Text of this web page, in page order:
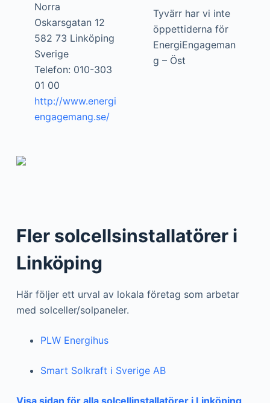
Norra
Oskarsgatan 12
582 73 Linköping
Sverige
Telefon: 010-303
01 00
http://www.energi
engagemang.se/
Tyvärr har vi inte
öppettiderna för
EnergiEngageman
g – Öst
Fler solcellsinstallatörer i
Linköping
Här följer ett urval av lokala företag som arbetar
med solceller/solpaneler.
PLW Energihus
Smart Solkraft i Sverige AB
Visa sidan för alla solcellinstallatörer i Linköping